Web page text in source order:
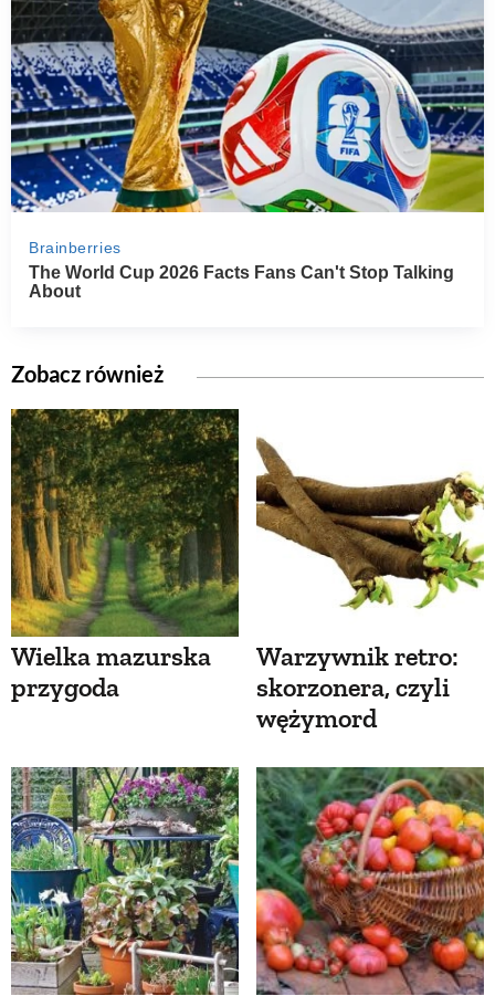
Zobacz również
Wielka mazurska
przygoda
Warzywnik retro:
skorzonera, czyli
wężymord